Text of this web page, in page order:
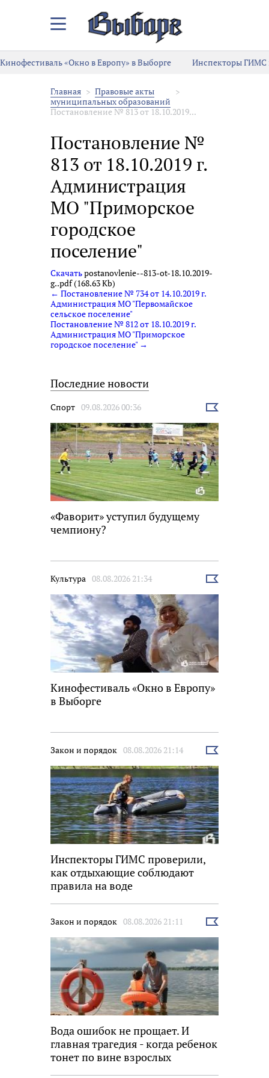
Закрыть/
меню
Кинофестиваль «Окно в Европу» в Выборге
Инспекторы ГИМС
Главная
Правовые акты
муниципальных образований
Постановление № 813 от 18.10.2019...
Постановление №
813 от 18.10.2019 г.
Администрация
МО "Приморское
городское
поселение"
Скачатьpostanovlenie--813-ot-18.10.2019-
g..pdf (168.63 Kb)
← Постановление № 734 от 14.10.2019 г.
Администрация МО "Первомайское
сельское поселение"
Постановление № 812 от 18.10.2019 г.
Администрация МО "Приморское
городское поселение" →
Последние новости
Спорт 09.08.2026 00:36
Выбрать
«Фаворит» уступил будущему
чемпиону?
Культура 08.08.2026 21:34
Выбрать
Кинофестиваль «Окно в Европу»
в Выборге
Закон и порядок 08.08.2026 21:14
Выбрать
Инспекторы ГИМС проверили,
как отдыхающие соблюдают
правила на воде
Закон и порядок 08.08.2026 21:11
Выбрать
Вода ошибок не прощает. И
главная трагедия - когда ребенок
тонет по вине взрослых